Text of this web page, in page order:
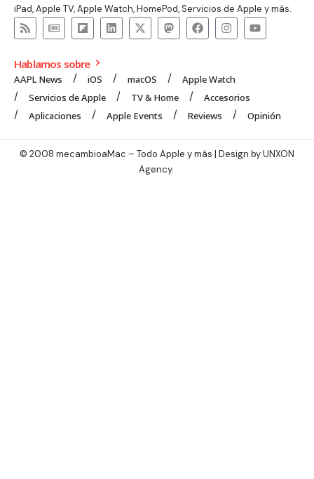
iPad, Apple TV, Apple Watch, HomePod, Servicios de Apple y más.
Hablamos sobre
AAPL News iOS macOS
Apple Watch
Servicios de Apple
TV & Home
Accesorios
Aplicaciones
Apple Events Reviews Opinión
© 2008 mecambioaMac – Todo Apple y más | Design byUNXON
Agency.